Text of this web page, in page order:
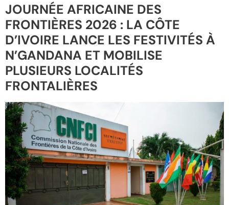
JOURNÉE AFRICAINE DES
FRONTIÈRES 2026 : LA CÔTE
D’IVOIRE LANCE LES FESTIVITÉS À
N’GANDANA ET MOBILISE
PLUSIEURS LOCALITÉS
FRONTALIÈRES